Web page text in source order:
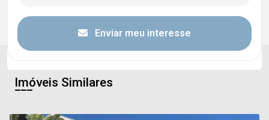
Enviar meu interesse
Imóveis Similares